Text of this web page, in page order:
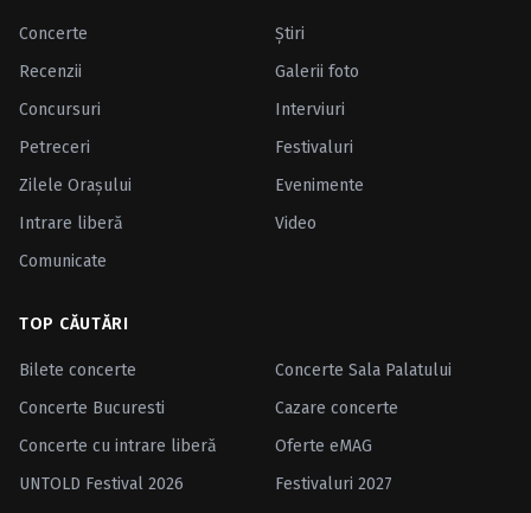
Concerte
Ştiri
Recenzii
Galerii foto
Concursuri
Interviuri
Petreceri
Festivaluri
Zilele Oraşului
Evenimente
Intrare liberă
Video
Comunicate
TOP CĂUTĂRI
Bilete concerte
Concerte Sala Palatului
Concerte Bucuresti
Cazare concerte
Concerte cu intrare liberă
Oferte eMAG
UNTOLD Festival 2026
Festivaluri 2027